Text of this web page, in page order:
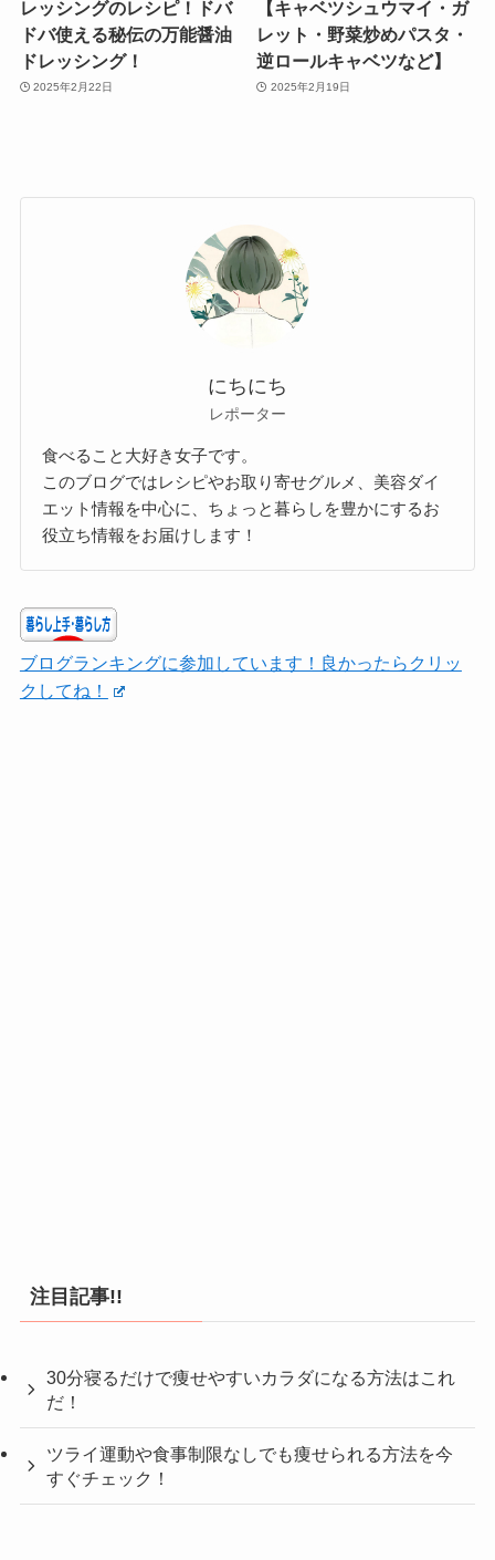
レッシングのレシピ！ドバ
ドバ使える秘伝の万能醤油
ドレッシング！
2025年2月22日
【キャベツシュウマイ・ガ
レット・野菜炒めパスタ・
逆ロールキャベツなど】
2025年2月19日
にちにち
レポーター
食べること大好き女子です。
このブログではレシピやお取り寄せグルメ、美容ダイ
エット情報を中心に、ちょっと暮らしを豊かにするお
役立ち情報をお届けします！
ブログランキングに参加しています！良かったらクリッ
クしてね！
注目記事!!
30分寝るだけで痩せやすいカラダになる方法はこれ
だ！
ツライ運動や食事制限なしでも痩せられる方法を今
すぐチェック！